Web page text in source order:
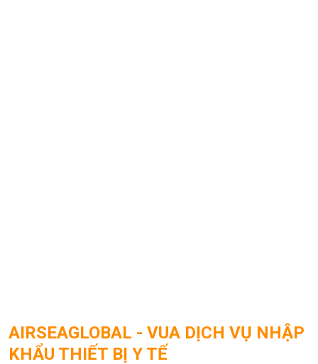
AIRSEAGLOBAL - VUA DỊCH VỤ NHẬP
KHẨU THIẾT BỊ Y TẾ